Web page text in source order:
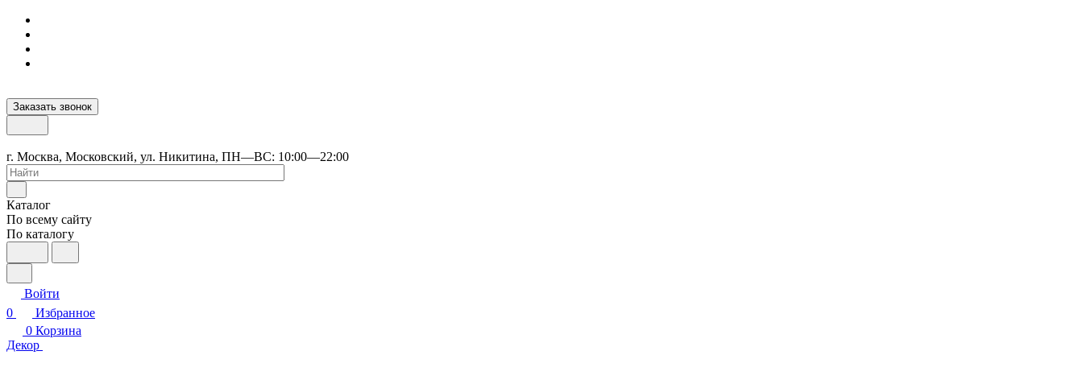
Заказать звонок
г. Москва, Московский, ул. Никитина, ПН—ВС: 10:00—22:00
Каталог
По всему сайту
По каталогу
Войти
0
Избранное
0 Корзина
Декор